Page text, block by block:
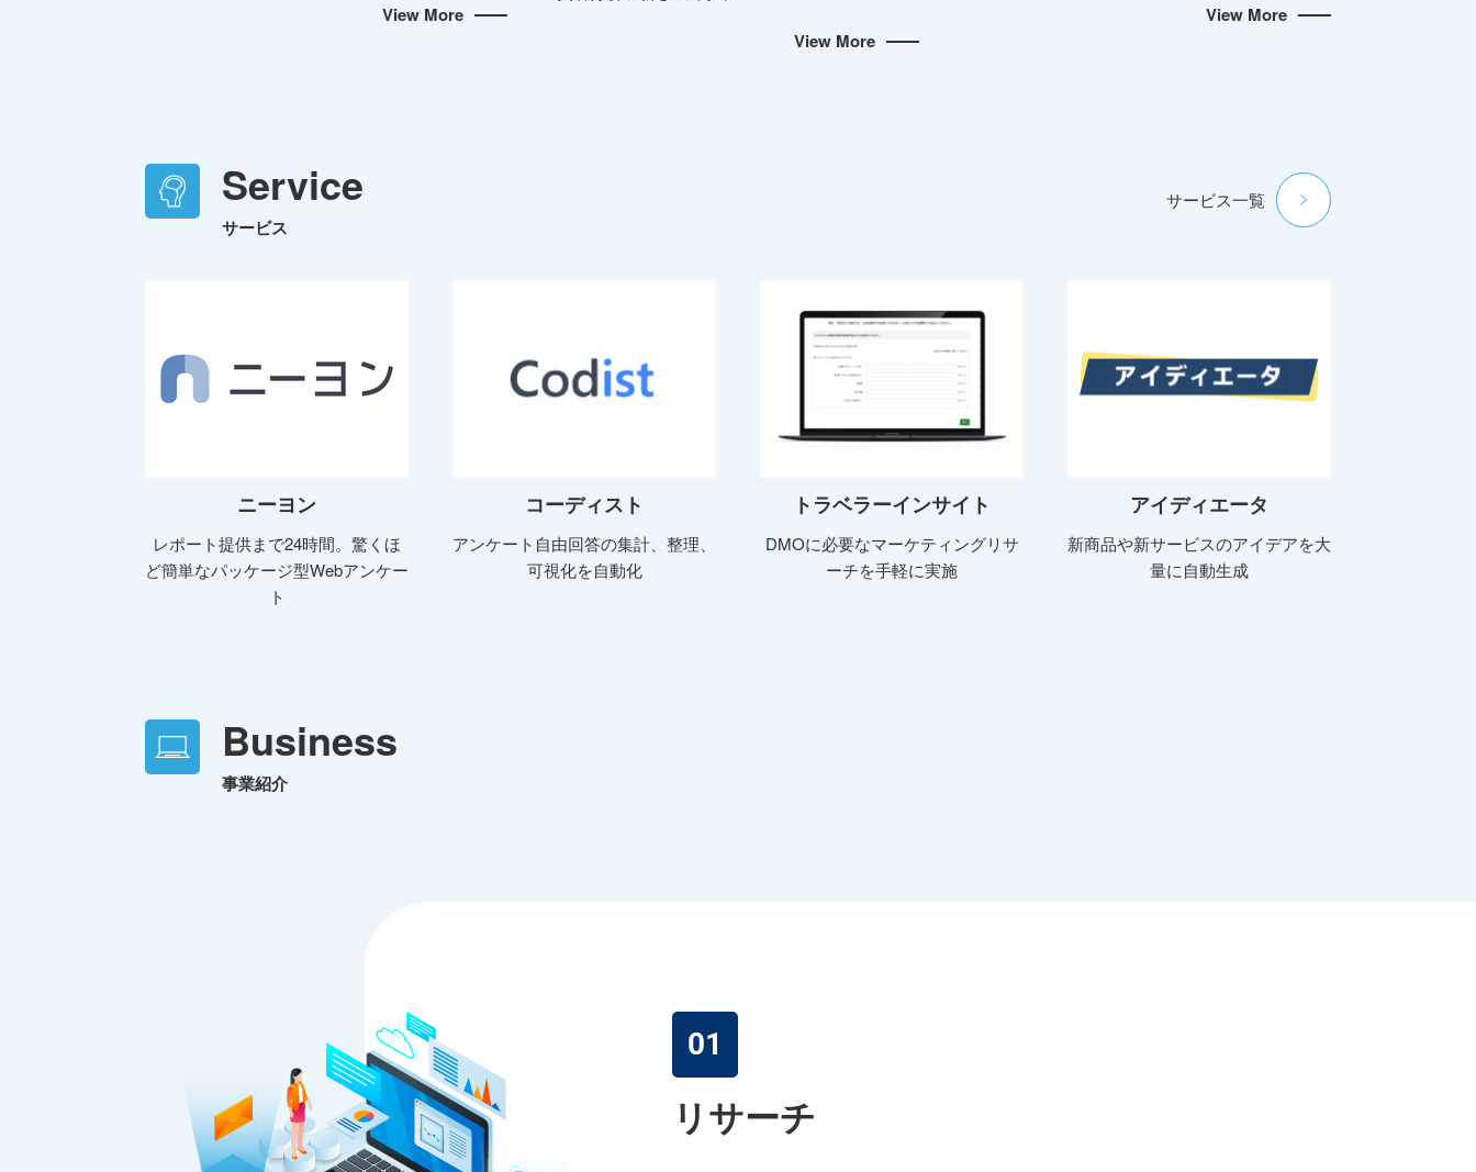
View More
View More
View More
Service
サービス
サービス一覧
ニーヨン
レポート提供まで24時間。驚くほ
ど簡単なパッケージ型Webアンケー
ト
コーディスト
アンケート自由回答の集計、整理、
可視化を自動化
トラベラーインサイト
DMOに必要なマーケティングリサ
ーチを手軽に実施
アイディエータ
新商品や新サービスのアイデアを大
量に自動生成
Business
事業紹介
01
リサーチ